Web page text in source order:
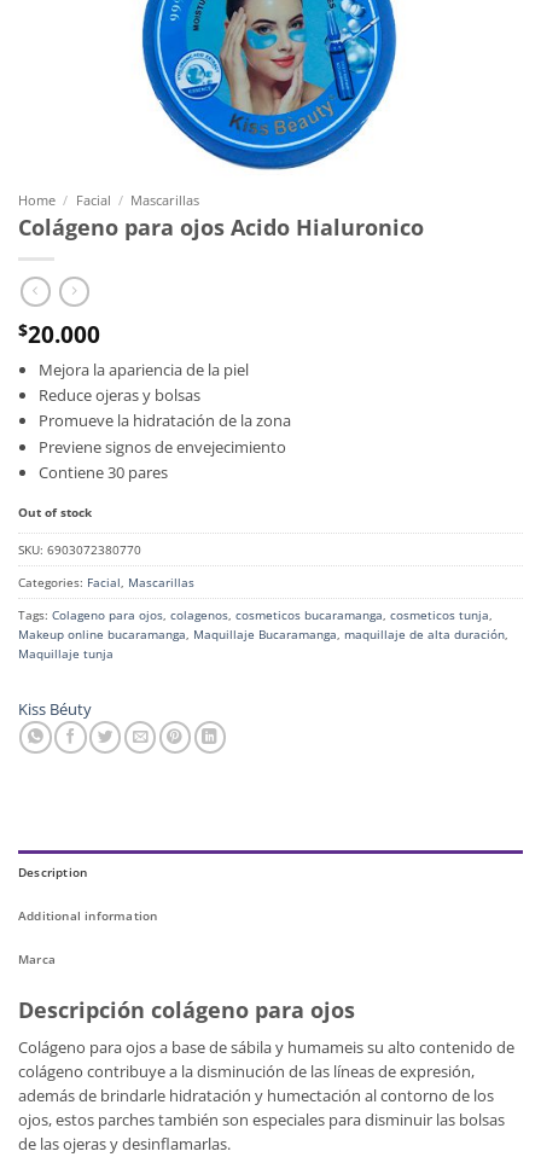
Home / Facial / Mascarillas
Colágeno para ojos Acido Hialuronico
$20.000
Mejora la apariencia de la piel
Reduce ojeras y bolsas
Promueve la hidratación de la zona
Previene signos de envejecimiento
Contiene 30 pares
Out of stock
SKU: 6903072380770
Categories: Facial, Mascarillas
Tags: Colageno para ojos, colagenos, cosmeticos bucaramanga, cosmeticos tunja,
Makeup online bucaramanga, Maquillaje Bucaramanga, maquillaje de alta duración,
Maquillaje tunja
Kiss Béuty
Description
Additional information
Marca
Descripción colágeno para ojos
Colágeno para ojos a base de sábila y humameis su alto contenido de
colágeno contribuye a la disminución de las líneas de expresión,
además de brindarle hidratación y humectación al contorno de los
ojos, estos parches también son especiales para disminuir las bolsas
de las ojeras y desinflamarlas.